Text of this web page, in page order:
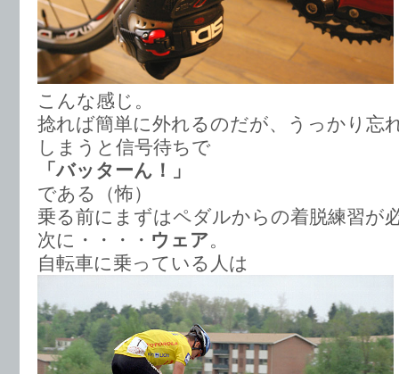
こんな感じ。
捻れば簡単に外れるのだが、うっかり忘
しまうと信号待ちで
「バッターん！」
である（怖）
乗る前にまずはペダルからの着脱練習が
次に・・・・ ウェア。
自転車に乗っている人は